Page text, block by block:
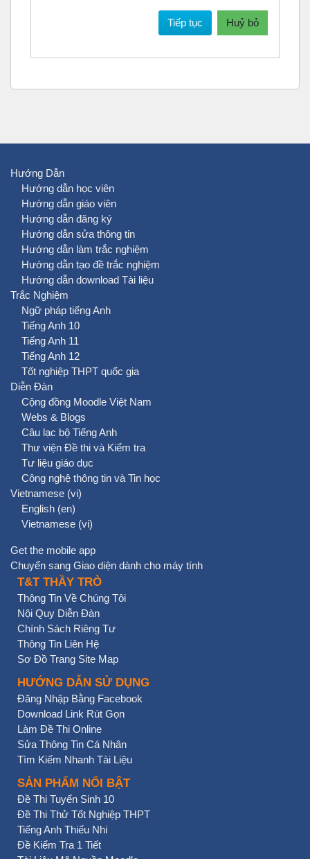
Tiếp tục Huỷ bỏ
Hướng Dẫn
Hướng dẫn học viên
Hướng dẫn giáo viên
Hướng dẫn đăng ký
Hướng dẫn sửa thông tin
Hướng dẫn làm trắc nghiệm
Hướng dẫn tạo đề trắc nghiệm
Hướng dẫn download Tài liệu
Trắc Nghiệm
Ngữ pháp tiếng Anh
Tiếng Anh 10
Tiếng Anh 11
Tiếng Anh 12
Tốt nghiệp THPT quốc gia
Diễn Đàn
Cộng đồng Moodle Việt Nam
Webs & Blogs
Câu lạc bộ Tiếng Anh
Thư viện Đề thi và Kiểm tra
Tư liệu giáo dục
Công nghệ thông tin và Tin học
Vietnamese ‎(vi)‎
English ‎(en)‎
Vietnamese ‎(vi)‎
Get the mobile app
Chuyển sang Giao diện dành cho máy tính
T&T THẦY TRÒ
Thông Tin Về Chúng Tôi
Nội Quy Diễn Đàn
Chính Sách Riêng Tư
Thông Tin Liên Hệ
Sơ Đồ Trang Site Map
HƯỚNG DẪN SỬ DỤNG
Đăng Nhập Bằng Facebook
Download Link Rút Gọn
Làm Đề Thi Online
Sửa Thông Tin Cá Nhân
Tìm Kiếm Nhanh Tài Liệu
SẢN PHẨM NỔI BẬT
Đề Thi Tuyển Sinh 10
Đề Thi Thử Tốt Nghiệp THPT
Tiếng Anh Thiếu Nhi
Đề Kiểm Tra 1 Tiết